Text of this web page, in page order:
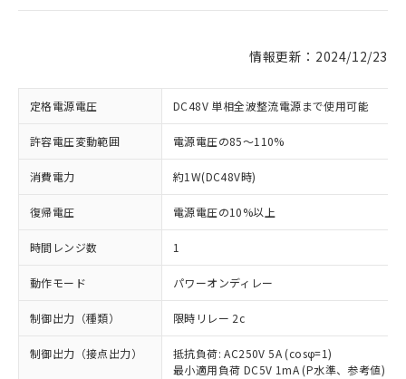
情報更新：2024/12/23
定格電源電圧 DC48V 単相全波整流電源まで使用可能
許容電圧変動範囲 電源電圧の85～110%
消費電力 約1W(DC48V時)
復帰電圧 電源電圧の10%以上
時間レンジ数 1
動作モード パワーオンディレー
制御出力（種類） 限時リレー 2c
制御出力（接点出力）
抵抗負荷: AC250V 5A (cosφ=1)
最小適用負荷 DC5V 1mA (P水準、参考値)